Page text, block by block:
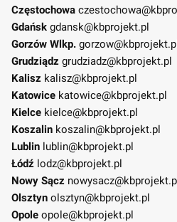
Częstochowa
Gdańsk gdansk@kbprojekt.pl
Gorzów Wlkp.
Grudziądz grudziadz@kbprojekt.pl
Kalisz kalisz@kbprojekt.pl
Katowice katowice@kbprojekt.pl
Kielce kielce@kbprojekt.pl
Koszalin koszalin@kbprojekt.pl
Lublin lublin@kbprojekt.pl
Łódź lodz@kbprojekt.pl
Nowy Sącz
Olsztyn olsztyn@kbprojekt.pl
Opole opole@kbprojekt.pl